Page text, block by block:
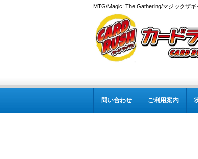
MTG/Magic: The Gathering/マジックザ
問い合わせ ご利用案内